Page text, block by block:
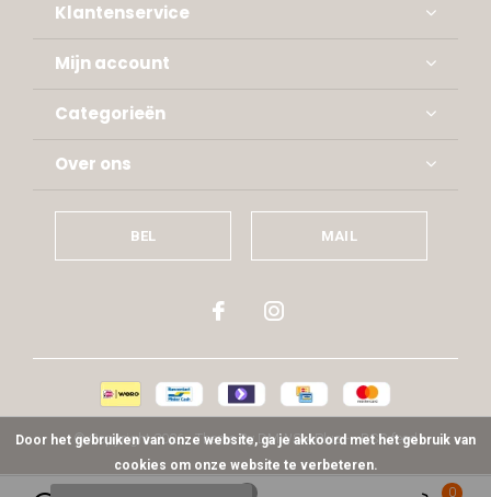
Klantenservice
Mijn account
Categorieën
Over ons
BEL MAIL
© Copyright2026- Theme ByDMWSxPlus+ -RSS-feed
0
Door het gebruiken van onze website, ga je akkoord met het gebruik van
cookies om onze website te verbeteren.